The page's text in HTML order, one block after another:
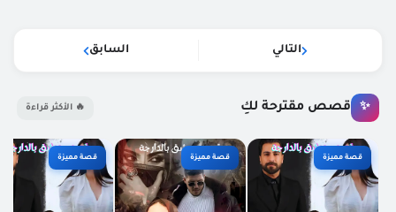
التالي السابق
✨ قصص مقترحة لكِ 🔥 الأكثر قراءة
قصة مميزة قصة مميزة قصة مميزة